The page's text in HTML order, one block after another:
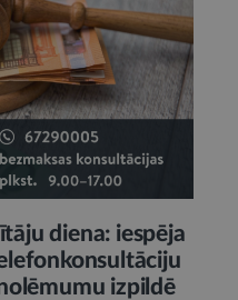
diena: iespēja
izpildē